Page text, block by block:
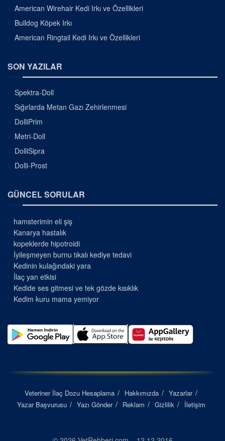
American Wirehair Kedi Irkı ve Özellikleri
Bulldog Köpek Irkı
American Ringtail Kedi Irkı ve Özellikleri
SON YAZILAR
Spektra-Doll
Sığırlarda Metan Gazı Zehirlenmesi
DolliPrim
Metri-Doll
DolliSipra
Dolli-Prost
GÜNCEL SORULAR
hamsterimin eli şiş
Kanarya hastalık
kopeklerde hipotroidi
İyileşmeyen burnu tıkalı kediye tedavi
Kedinin kulağındaki yara
İlaç yan etkisi
Kedide ses gitmesi ve tek gözde kısıklık
Kedim kuru mama yemiyor
Veteriner İlaç Dozu Hesaplama Hakkımızda
Yazarlar
Yazar Başvurusu
Yazı Gönder Reklam Gizlilik İletişim